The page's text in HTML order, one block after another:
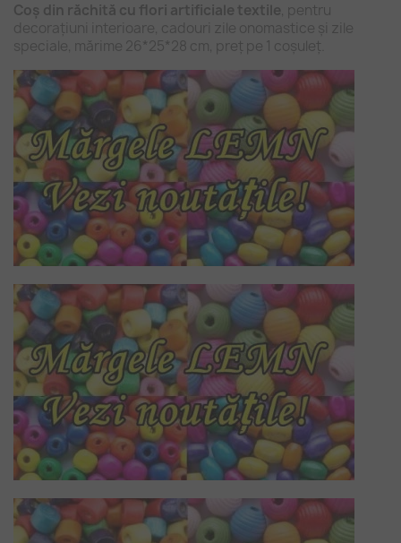
Coș din răchită cu flori artificiale textile, pentru
decorațiuni interioare, cadouri zile onomastice și zile
speciale, mărime 26*25*28 cm, preț pe 1 coșuleț.